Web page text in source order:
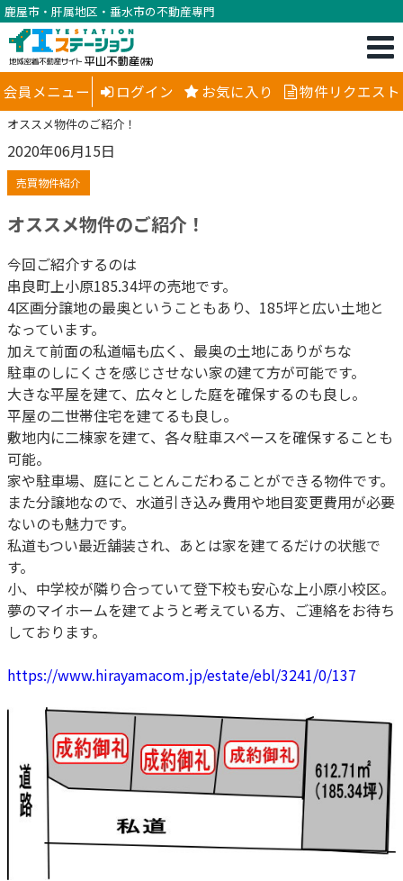
鹿屋市・肝属地区・垂水市の不動産専門
会員メニュー ログイン お気に入り 物件リクエスト
オススメ物件のご紹介！
2020年06月15日
売買物件紹介
オススメ物件のご紹介！
今回ご紹介するのは
串良町上小原185.34坪の売地です。
4区画分譲地の最奥ということもあり、185坪と広い土地と
なっています。
加えて前面の私道幅も広く、最奥の土地にありがちな
駐車のしにくさを感じさせない家の建て方が可能です。
大きな平屋を建て、広々とした庭を確保するのも良し。
平屋の二世帯住宅を建てるも良し。
敷地内に二棟家を建て、各々駐車スペースを確保することも
可能。
家や駐車場、庭にとことんこだわることができる物件です。
また分譲地なので、水道引き込み費用や地目変更費用が必要
ないのも魅力です。
私道もつい最近舗装され、あとは家を建てるだけの状態で
す。
小、中学校が隣り合っていて登下校も安心な上小原小校区。
夢のマイホームを建てようと考えている方、ご連絡をお待ち
しております。
https://www.hirayamacom.jp/estate/ebl/3241/0/137